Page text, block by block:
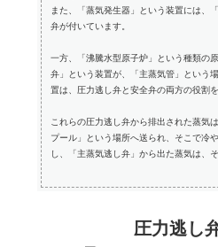
また、「蒸気発生器」という装置には、
弁が付いています。
一方、「沸騰水型原子炉」という種類の
弁」という装置が、「主蒸気管」という
置は、圧力逃し弁と安全弁の両方の役割を
これらの圧力逃し弁から排出された蒸気
プール」という場所へ送られ、そこで冷
し、「主蒸気逃し弁」から出た蒸気は、
圧力逃し